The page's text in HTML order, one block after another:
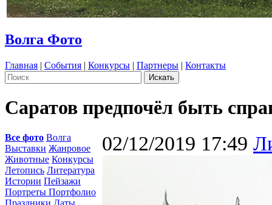
Волга Фото
Главная | События | Конкурсы | Партнеры | Контакты
Саратов предпочёл быть
Все фото Волга
Выставки Жанровое
Животные Конкурсы
Летопись Литература
Истории Пейзажи
Портреты Портфолио
Праздники Даты
02/12/2019 17:49